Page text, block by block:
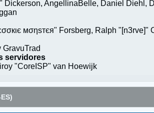
Dickerson, AngellinaBelle, Daniel Diehl,
мσηѕтєя" Forsberg, Ralph "[n3rve]"
GravuTrad
servidores
"CoreISP" van Hoewijk